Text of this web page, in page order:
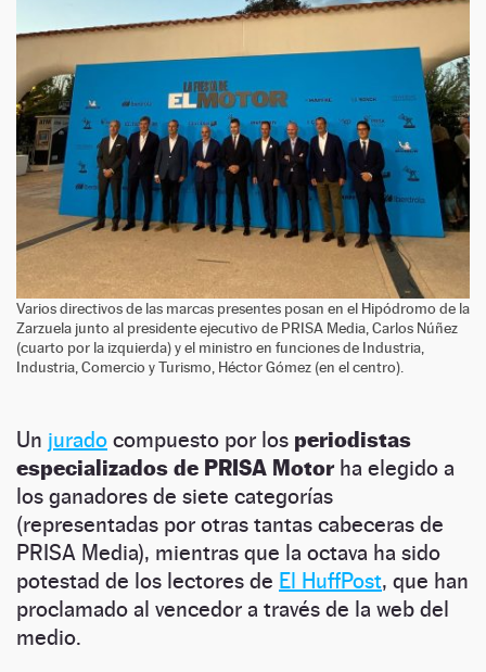
Varios directivos de las marcas presentes posan en el Hipódromo de la
Zarzuela junto al presidente ejecutivo de PRISA Media, Carlos Núñez
(cuarto por la izquierda) y el ministro en funciones de Industria,
Industria, Comercio y Turismo, Héctor Gómez (en el centro).
Un jurado compuesto por los periodistas
especializados de PRISA Motorha elegido a
los ganadores de siete categorías
(representadas por otras tantas cabeceras de
PRISA Media), mientras que la octava ha sido
potestad de los lectores de El HuffPost, que han
proclamado al vencedor a través de la web del
medio.